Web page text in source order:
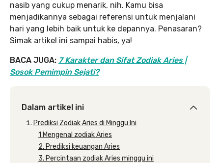
nasib yang cukup menarik, nih. Kamu bisa
menjadikannya sebagai referensi untuk menjalani
hari yang lebih baik untuk ke depannya. Penasaran?
Simak artikel ini sampai habis, ya!
BACA JUGA: 7 Karakter dan Sifat Zodiak Aries |
Sosok Pemimpin Sejati?
Dalam artikel ini
Prediksi Zodiak Aries di Minggu Ini
1 Mengenal zodiak Aries
2. Prediksi keuangan Aries
3. Percintaan zodiak Aries minggu ini